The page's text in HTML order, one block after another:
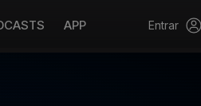
APP Entrar